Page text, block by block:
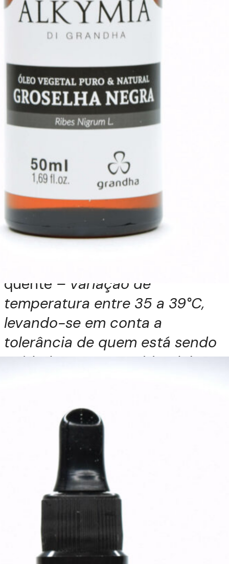
8 ml de óleo vegetal de abacate
– antioxidante
2 ml de óleo vegetal de rosa
– regenerador
2 gotas de óleo essencial de
cânfora branca– estimulante
circulatório, alivia dores nos pés
e pernas;
lavanda francesa
inflamatório, relaxante
1 gota de óleo essencial de
palmarosa– regenerador
Fazer a higienização prévia dos
quente – variação de
temperatura entre 35 a 39°C,
levando-se em conta a
tolerância de quem está sendo
cuidado . Preparar o blendde
Integral Morno para em seguida
escalda pés, fazendo a
movimentação da água para
manter certa emulsão.
O leite morno é adicionado
nesta técnica de escalda-pés,